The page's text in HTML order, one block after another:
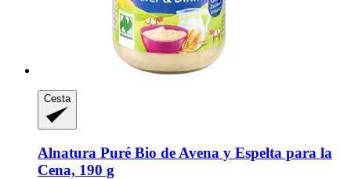
Cesta
Alnatura Puré Bio de Avena y Espelta para la
Cena, 190 g